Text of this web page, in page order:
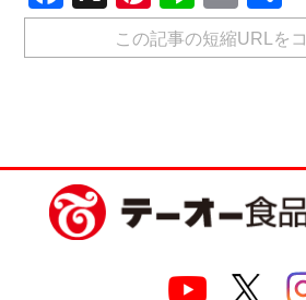
この記事の短縮URLを